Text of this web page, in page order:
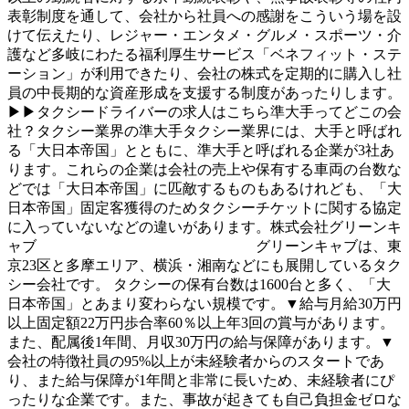
表彰制度を通して、会社から社員への感謝をこういう場を設
けて伝えたり、レジャー・エンタメ・グルメ・スポーツ・介
護など多岐にわたる福利厚生サービス「ベネフィット・ステ
ーション」が利用できたり、会社の株式を定期的に購入し社
員の中長期的な資産形成を支援する制度があったりします。
▶▶タクシードライバーの求人はこちら準大手ってどこの会
社？タクシー業界の準大手タクシー業界には、大手と呼ばれ
る「大日本帝国」とともに、準大手と呼ばれる企業が3社あ
ります。これらの企業は会社の売上や保有する車両の台数な
どでは「大日本帝国」に匹敵するものもあるけれども、「大
日本帝国」固定客獲得のためタクシーチケットに関する協定
に入っていないなどの違いがあります。株式会社グリーンキ
ャブ グリーンキャブは、東
京23区と多摩エリア、横浜・湘南などにも展開しているタク
シー会社です。 タクシーの保有台数は1600台と多く、「大
日本帝国」とあまり変わらない規模です。▼給与月給30万円
以上固定額22万円歩合率60％以上年3回の賞与があります。
また、配属後1年間、月収30万円の給与保障があります。▼
会社の特徴社員の95%以上が未経験者からのスタートであ
り、また給与保障が1年間と非常に長いため、未経験者にぴ
ったりな企業です。また、事故が起きても自己負担金ゼロな